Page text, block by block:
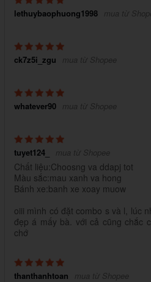
lethuybaophuong1998 mua từ
ck7z5i_zgu mua từ Shopee
whatever90 mua từ Shopee
tuyet124_ mua từ Shopee
Chất liệu:Choosng va ddapj tot
Màu sắc:mau xanh va hong
Bánh xe:banh xe xoay muow
oiii mình có đặt combo s và l, lúc
đẹp á mấy bà. với cả cũng chắc
chớ
thanthanhtoan mua từ Shopee